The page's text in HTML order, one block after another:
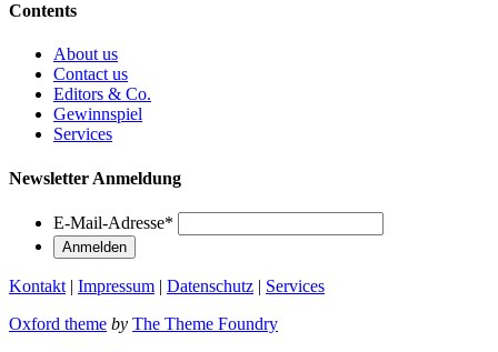
Contents
About us
Contact us
Editors & Co.
Gewinnspiel
Services
Newsletter Anmeldung
E-Mail-Adresse*
Kontakt | Impressum | Datenschutz | Services
Oxford theme by The Theme Foundry